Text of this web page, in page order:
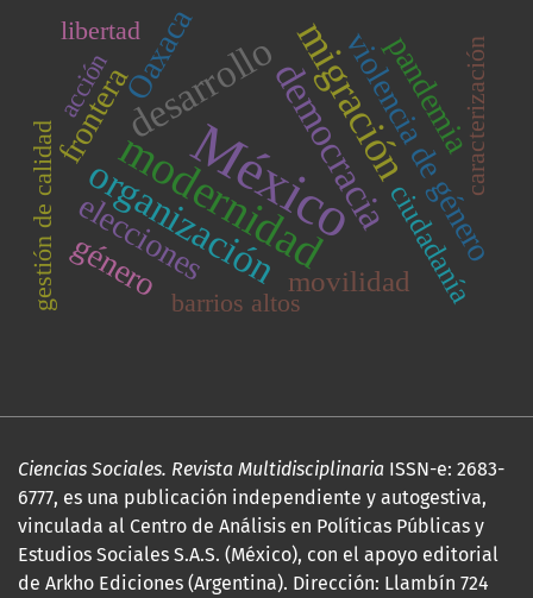
México
modernidad
migración
organización
desarrollodemocracia
elecciones violencia de género
género
frontera pandemia
Oaxaca
ciudadanía
movilidad
gestión de calidad barrios altos
caracterización
libertad
acción
Ciencias Sociales. Revista Multidisciplinaria ISSN-e: 2683-
6777, es una publicación independiente y autogestiva,
vinculada al Centro de Análisis en Políticas Públicas y
Estudios Sociales S.A.S. (México), con el apoyo editorial
de Arkho Ediciones (Argentina). Dirección: Llambín 724